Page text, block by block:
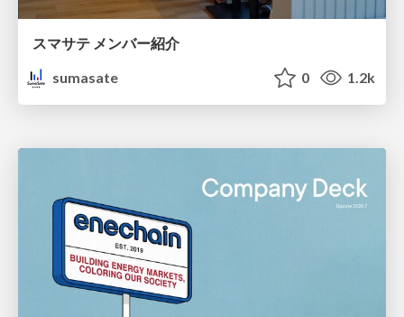
スマサテ メンバー紹介
sumasate
0 1.2k